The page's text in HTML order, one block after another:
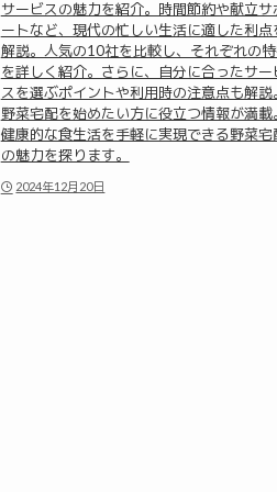
サービスの魅力を紹介。時間節約や献立サ
ートなど、現代の忙しい生活に適した利点
解説。人気の10社を比較し、それぞれの
を詳しく紹介。さらに、自分に合ったサー
スを選ぶポイントや利用時の注意点も解説。
野菜宅配を始めたい方に役立つ情報が満載。
健康的な食生活を手軽に実現できる野菜宅
の魅力を探ります。
2024年12月20日